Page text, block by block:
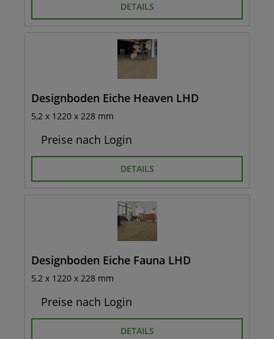
DETAILS
Designboden Eiche Heaven LHD
5,2 x 1220 x 228 mm
Preise nach Login
DETAILS
Designboden Eiche Fauna LHD
5,2 x 1220 x 228 mm
Preise nach Login
DETAILS